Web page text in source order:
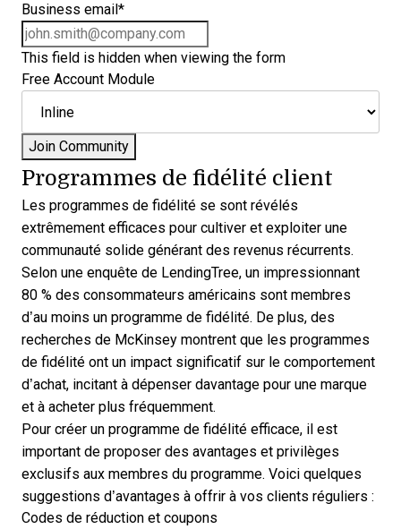
Business email *
This field is hidden when viewing the form
Free Account Module
Programmes de fidélité client
Les programmes de fidélité se sont révélés
extrêmement efficaces pour cultiver et exploiter une
communauté solide générant des revenus récurrents.
Selon une enquête de LendingTree, un impressionnant
80 % des consommateurs américains sont membres
d’au moins un programme de fidélité. De plus, des
recherches de McKinsey montrent que les programmes
de fidélité ont un impact significatif sur le comportement
d’achat, incitant à dépenser davantage pour une marque
et à acheter plus fréquemment.
Pour créer un programme de fidélité efficace, il est
important de proposer des avantages et privilèges
exclusifs aux membres du programme. Voici quelques
suggestions d’avantages à offrir à vos clients réguliers :
Codes de réduction et coupons